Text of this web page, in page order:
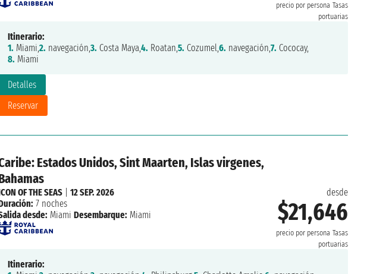
precio por persona Tasas
portuarias
Detalles
Reservar
Itinerario:
1. Miami,2. navegación,3. Costa Maya,4. Roatan,5. Cozumel,6. navegación,7. Cococay,
8. Miami
Estados Unidos, Sint Maarten, Islas virgenes,
desde
$21,646
precio por persona Tasas
portuarias
OF THE SEAS| 12 SEP. 2026
7 noches
desde: Miami Desembarque: Miami
Itinerario: